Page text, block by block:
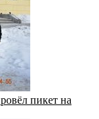
пикет на